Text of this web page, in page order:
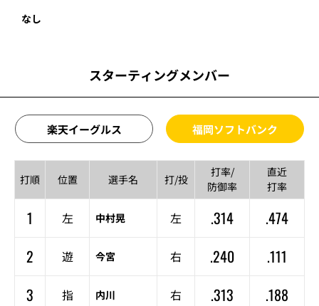
なし
スターティングメンバー
楽天イーグルス 福岡ソフトバンク
打順 位置 選手名 打/投
打率/
防御率
直近
打率
1 左 中村晃 左 .314
.474
2
遊 今宮 右 .240
.111
3
指 内川 右 .313
.188